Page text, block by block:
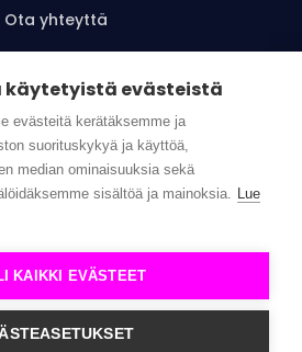
Ota yhteyttä
Tilaa uutiskirje
|Tietosuojaseloste |Toimitus- ja
käytetyistä evästeistä
evästeitä kerätäksemme ja
suorituskykyä ja käyttöä,
median ominaisuuksia sekä
sisältöä ja mainoksia. Lue
KAIKKI EVÄSTEET